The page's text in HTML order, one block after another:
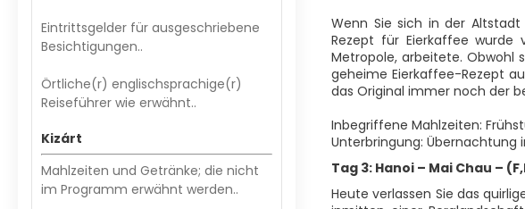
Wenn Sie sich in der Altstadt
Rezept für Eierkaffee
Metropole, arbeitete. Obwohl
geheime Eierkaffee-Rezept
das Original immer noch der
Inbegriffene Mahlzeiten:
Unterbringung: Übernachtung
Tag 3: Hanoi – Mai Chau –
Heute verlassen Sie das
Eintrittsgelder für ausgeschriebene
Besichtigungen..
Örtliche(r) englischsprachige(r)
Reiseführer wie erwähnt..
Kizárt
Mahlzeiten und Getränke; die nicht
im Programm erwähnt werden..